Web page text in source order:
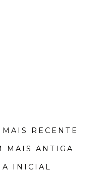
RECENTE
MAIS ANTIGA
INICIAL